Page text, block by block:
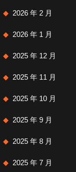
2026 年 2 月
2026 年 1 月
2025 年 12 月
2025 年 11 月
2025 年 10 月
2025 年 9 月
2025 年 8 月
2025 年 7 月